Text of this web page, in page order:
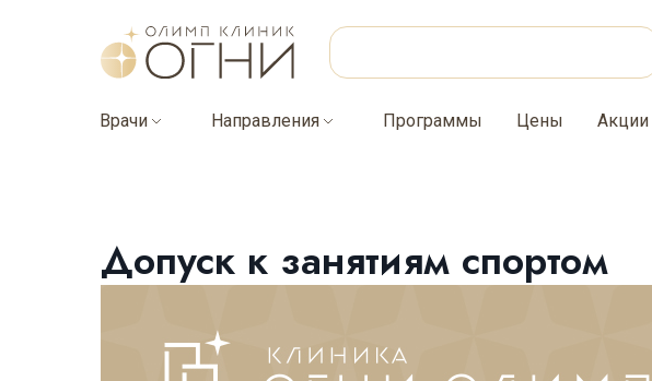
Акции
Цены
Программы
Направления
Врачи
Допуск к занятиям спортом